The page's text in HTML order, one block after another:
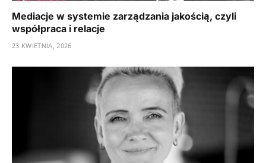
Mediacje w systemie zarządzania jakością, czyli
współpraca i relacje
23 KWIETNIA, 2026